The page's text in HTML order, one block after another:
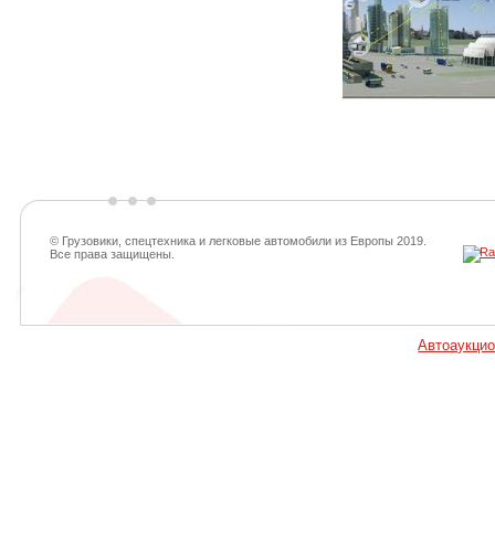
© Грузовики, спецтехника и легковые автомобили из Европы 2019.
Все права защищены.